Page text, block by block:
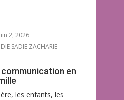
2, 2026
SADIE ZACHARIE
communication en
les enfants, les